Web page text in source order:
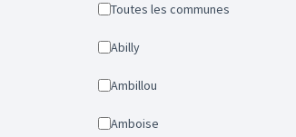
Toutes les communes
Abilly
Ambillou
Amboise